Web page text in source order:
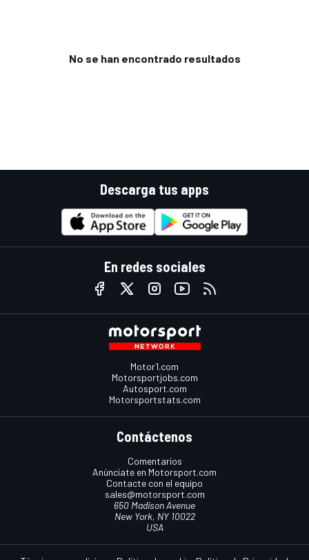
No se han encontrado resultados
Descarga tus apps
En redes sociales
Motor1.com
Motorsportjobs.com
Autosport.com
Motorsportstats.com
Contáctenos
Comentarios
Anúnciate en Motorsport.com
Contacte con el equipo
sales@motorsport.com
650 Madison Avenue
New York, NY 10022
USA